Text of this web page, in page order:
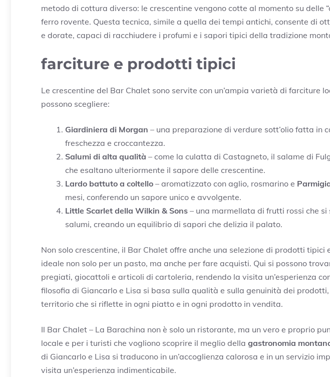
metodo di cottura diverso: le crescentine vengono cotte al momento su delle
ferro rovente. Questa tecnica, simile a quella dei tempi antichi, consente di
e dorate, capaci di racchiudere i profumi e i sapori tipici della tradizione
farciture e prodotti tipici
Le crescentine del Bar Chalet sono servite con un’ampia varietà di farciture
possono scegliere:
Giardiniera di Morgan – una preparazione di verdure sott’olio fatta in
freschezza e croccantezza.
Salumi di alta qualità – come la culatta di Castagneto, il salame di
che esaltano ulteriormente il sapore delle crescentine.
Lardo battuto a coltello – aromatizzato con aglio, rosmarino e
mesi, conferendo un sapore unico e avvolgente.
Little Scarlet della Wilkin & Sons – una marmellata di frutti rossi che
salumi, creando un equilibrio di sapori che delizia il palato.
Non solo crescentine, il Bar Chalet offre anche una selezione di prodotti tipici
ideale non solo per un pasto, ma anche per fare acquisti. Qui si possono
pregiati, giocattoli e articoli di cartoleria, rendendo la visita un’esperienza
filosofia di Giancarlo e Lisa si basa sulla qualità e sulla genuinità dei
territorio che si riflette in ogni piatto e in ogni prodotto in vendita.
Il Bar Chalet – La Barachina non è solo un ristorante, ma un vero e proprio
locale e per i turisti che vogliono scoprire il meglio della gastronomia
di Giancarlo e Lisa si traducono in un’accoglienza calorosa e in un servizio
visita un’esperienza indimenticabile.